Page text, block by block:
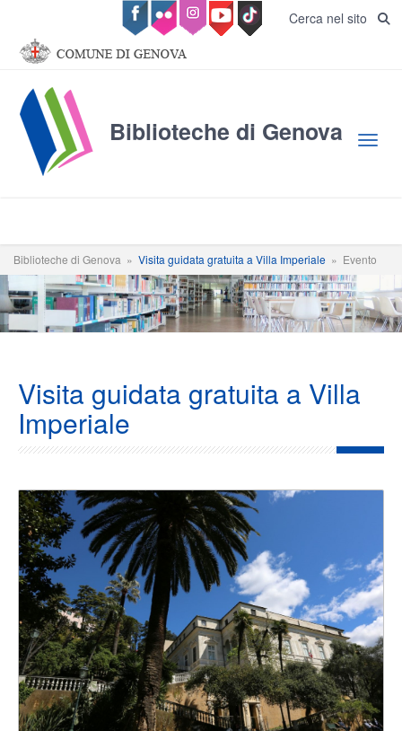
Salta al contenuto principale Cerca nel sito
Biblioteche di Genova
Biblioteche di Genova » Visita guidata gratuita a Villa Imperiale » Evento
Visita guidata gratuita a Villa
Imperiale